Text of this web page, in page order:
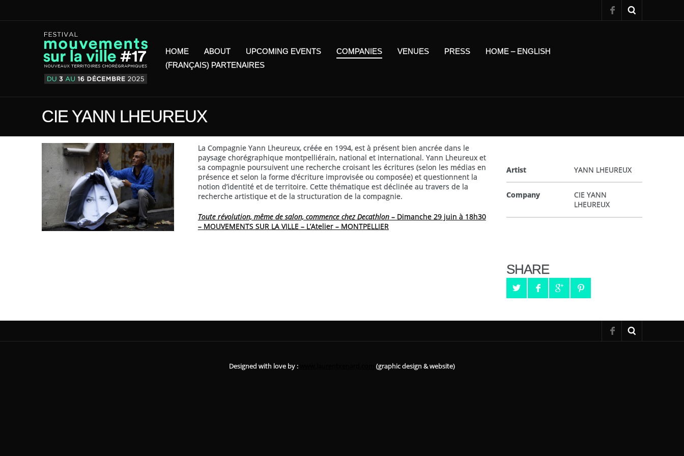
HOME ABOUT UPCOMING EVENTS COMPANIES VENUES PRESS
HOME – ENGLISH
(FRANÇAIS) PARTENAIRES
CIE YANN LHEUREUX
La Compagnie Yann Lheureux, créée en 1994, est à présent bien ancrée dans le
paysage chorégraphique montpelliérain, national et international. Yann Lheureux et
sa compagnie poursuivent une recherche croisant les écritures (selon les médias en
présence et selon la forme d’écriture improvisée ou composée) et questionnent la
notion d’identité et de territoire. Cette thématique est déclinée au travers de la
recherche artistique et de la structuration de la compagnie.
Toute révolution, même de salon, commence chez Decathlon– Dimanche 29 juin à 18h30
– MOUVEMENTS SUR LA VILLE – L’Atelier – MONTPELLIER
Artist YANN LHEUREUX
Company
CIE YANN
LHEUREUX
SHARE
Designed with love by : (graphic design & website)